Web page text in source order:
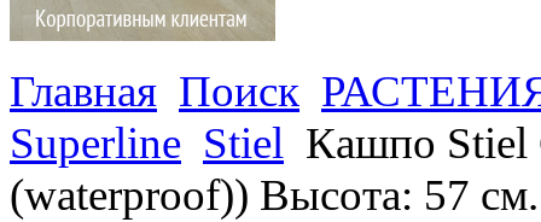
Главная Поиск
Superline Stiel Кашпо Stiel
(waterproof)) Высота: 57